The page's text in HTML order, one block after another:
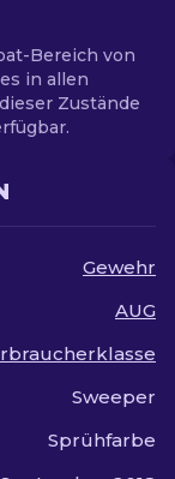
Bereich von
in allen
Zustände
Gewehr
AUG
Sweeper
Sprühfarbe